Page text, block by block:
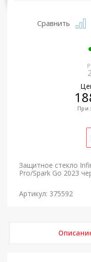
Сравнить
При
Защитное стекло
Pro/Spark Go 2023
Артикул: 375592